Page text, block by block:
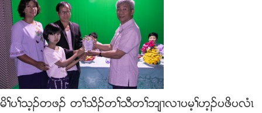
မိႈပႈသ့ဥတဖဥ တႈသိဥတႈသီတႈဘ်႕လ႕ပမ့ႈဟ့ဥပဖိပလံၚ